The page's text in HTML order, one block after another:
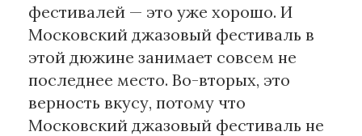
фестивалей — это уже хорошо. И
Московский джазовый фестиваль в
этой дюжине занимает совсем не
последнее место. Во-вторых, это
верность вкусу, потому что
Московский джазовый фестиваль не